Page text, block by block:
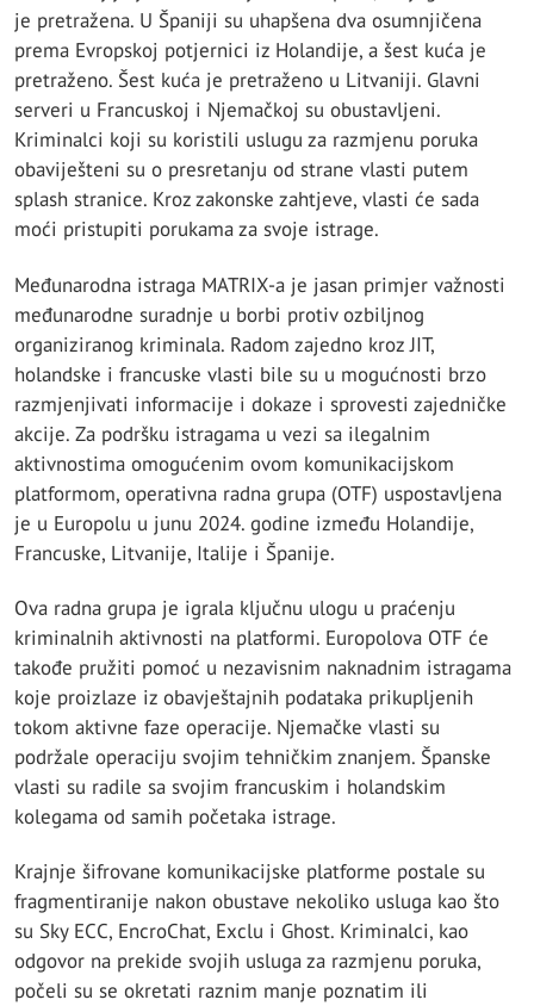
je pretražena. U Španiji su uhapšena dva osumnjičena
prema Evropskoj potjernici iz Holandije, a šest kuća je
pretraženo. Šest kuća je pretraženo u Litvaniji. Glavni
serveri u Francuskoj i Njemačkoj su obustavljeni.
Kriminalci koji su koristili uslugu za razmjenu poruka
obaviješteni su o presretanju od strane vlasti putem
splash stranice. Kroz zakonske zahtjeve, vlasti će sada
moći pristupiti porukama za svoje istrage.
Međunarodna istraga MATRIX-a je jasan primjer važnosti
međunarodne suradnje u borbi protiv ozbiljnog
organiziranog kriminala. Radom zajedno kroz JIT,
holandske i francuske vlasti bile su u mogućnosti brzo
razmjenjivati informacije i dokaze i sprovesti zajedničke
akcije. Za podršku istragama u vezi sa ilegalnim
aktivnostima omogućenim ovom komunikacijskom
platformom, operativna radna grupa (OTF) uspostavljena
je u Europolu u junu 2024. godine između Holandije,
Francuske, Litvanije, Italije i Španije.
Ova radna grupa je igrala ključnu ulogu u praćenju
kriminalnih aktivnosti na platformi. Europolova OTF će
takođe pružiti pomoć u nezavisnim naknadnim istragama
koje proizlaze iz obavještajnih podataka prikupljenih
tokom aktivne faze operacije. Njemačke vlasti su
podržale operaciju svojim tehničkim znanjem. Španske
vlasti su radile sa svojim francuskim i holandskim
kolegama od samih početaka istrage.
Krajnje šifrovane komunikacijske platforme postale su
fragmentiranije nakon obustave nekoliko usluga kao što
su Sky ECC, EncroChat, Exclu i Ghost. Kriminalci, kao
odgovor na prekide svojih usluga za razmjenu poruka,
počeli su se okretati raznim manje poznatim ili